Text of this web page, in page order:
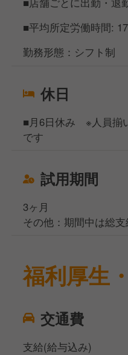
■平均所定労働時間:
勤務形態：シフト制
休日
■月6日休み ※人員揃
です
試用期間
3ヶ月
その他：期間中は総
福利厚生
交通費
支給(給与込み)